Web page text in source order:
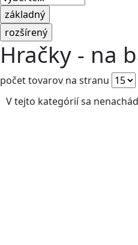
Hračky - na
počet tovarov na stranu
V tejto kategórií sa